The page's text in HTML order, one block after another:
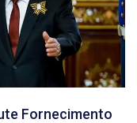
Fornecimento